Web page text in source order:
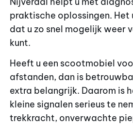
praktische oplossingen. Het
dat u zo snel mogelijk weer
kunt.
Heeft u een scootmobiel
afstanden, dan is
extra belangrijk. Daarom is
kleine signalen serieus te
trekkracht, onverwachte